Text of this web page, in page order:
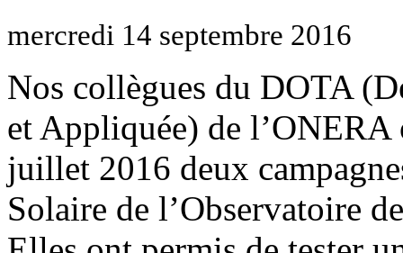
mercredi 14 septembre 2016
Nos collègues du DOTA
et Appliquée) de l’ONERA
juillet 2016 deux
Solaire de l’Observatoire